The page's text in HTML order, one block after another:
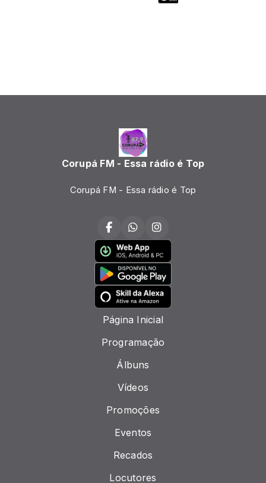
Corupá FM - Essa rádio é Top
Corupá FM - Essa rádio é Top
Página Inicial
Programação
Álbuns
Vídeos
Promoções
Eventos
Recados
Locutores